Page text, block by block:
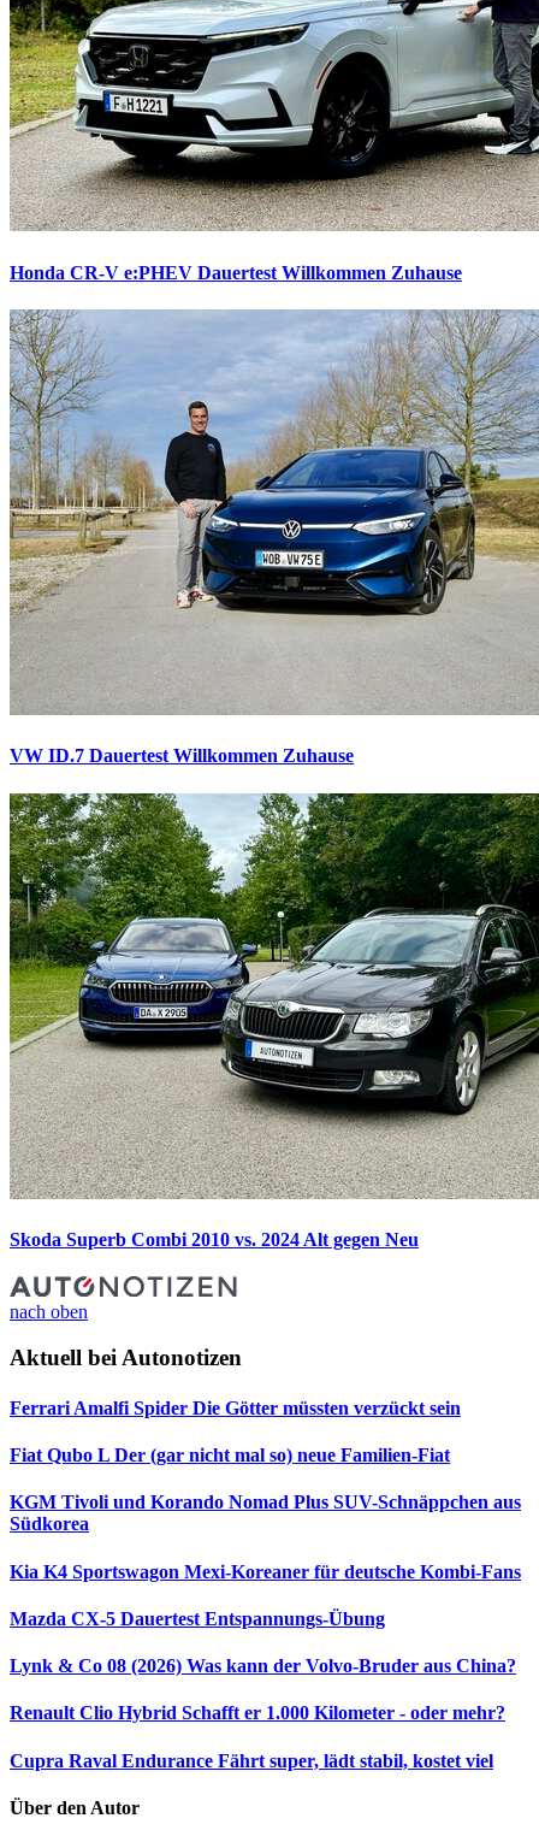
Honda CR-V e:PHEV Dauertest Willkommen Zuhause
VW ID.7 Dauertest Willkommen Zuhause
Skoda Superb Combi 2010 vs. 2024 Alt gegen Neu
nach oben
Aktuell bei Autonotizen
Ferrari Amalfi Spider Die Götter müssten verzückt sein
Fiat Qubo L Der (gar nicht mal so) neue Familien-Fiat
KGM Tivoli und Korando Nomad Plus SUV-Schnäppchen aus
Südkorea
Kia K4 Sportswagon Mexi-Koreaner für deutsche Kombi-Fans
Mazda CX-5 Dauertest Entspannungs-Übung
Lynk & Co 08 (2026) Was kann der Volvo-Bruder aus China?
Renault Clio Hybrid Schafft er 1.000 Kilometer - oder mehr?
Cupra Raval Endurance Fährt super, lädt stabil, kostet viel
Über den Autor